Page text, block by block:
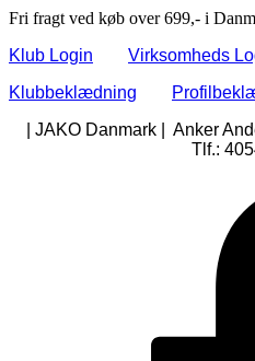
Fri fragt ved køb over 699,- i
Klub Login
Virksomheds
Klubbeklædning
| JAKO Danmark | Anker
Tlf.: